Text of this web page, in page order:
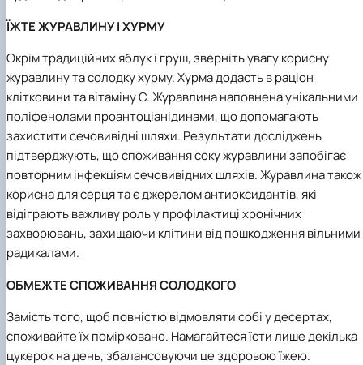
ЇЖТЕ ЖУРАВЛИНУ І ХУРМУ
Окрім традиційних яблук і груш, зверніть увагу корисну
журавлину та солодку хурму. Хурма додасть в раціон
клітковини та вітаміну С. Журавлина наповнена унікальними
поліфенолами проантоціанідинами, що допомагають
захистити сечовивідні шляхи. Результати досліджень
підтверджують, що споживання соку журавлини запобігає
повторним інфекціям сечовивідних шляхів. Журавлина також
корисна для серця та є джерелом антиоксидантів, які
відіграють важливу роль у профілактиці хронічних
захворювань, захищаючи клітини від пошкодження вільними
радикалами.
ОБМЕЖТЕ СПОЖИВАННЯ СОЛОДКОГО
Замість того, щоб повністю відмовляти собі у десертах,
споживайте їх помірковано. Намагайтеся їсти лише декілька
цукерок на день, збалансовуючи це здоровою їжею.